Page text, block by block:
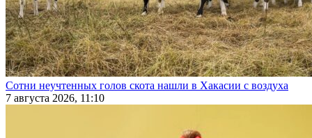
Сотни неучтенных голов скота нашли в Хакасии с воздуха
7 августа 2026, 11:10